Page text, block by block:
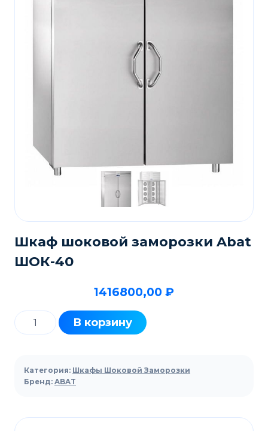
Шкаф шоковой заморозки Abat
ШОК-40
1416800,00 ₽
Количество
товара
шоковой
заморозки
ШОК-40
В корзину
Категория: Шкафы Шоковой Заморозки
Бренд: ABAT